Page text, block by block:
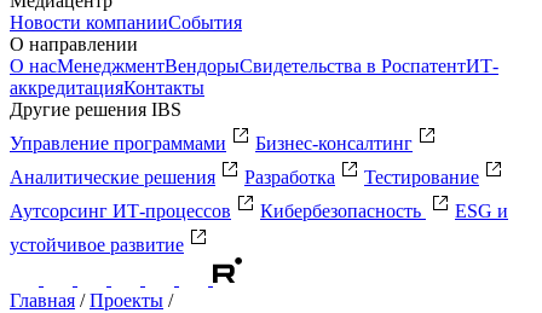
Новости компанииСобытия
О направлении
О насМенеджментВендорыСвидетельства в РоспатентИТ-
аккредитацияКонтакты
Другие решения IBS
Управление программами
Бизнес-консалтинг
Аналитические решения
Разработка
Тестирование
Аутсорсинг ИТ-процессов
Кибербезопасность
ESG и
устойчивое развитие
Главная / Проекты /